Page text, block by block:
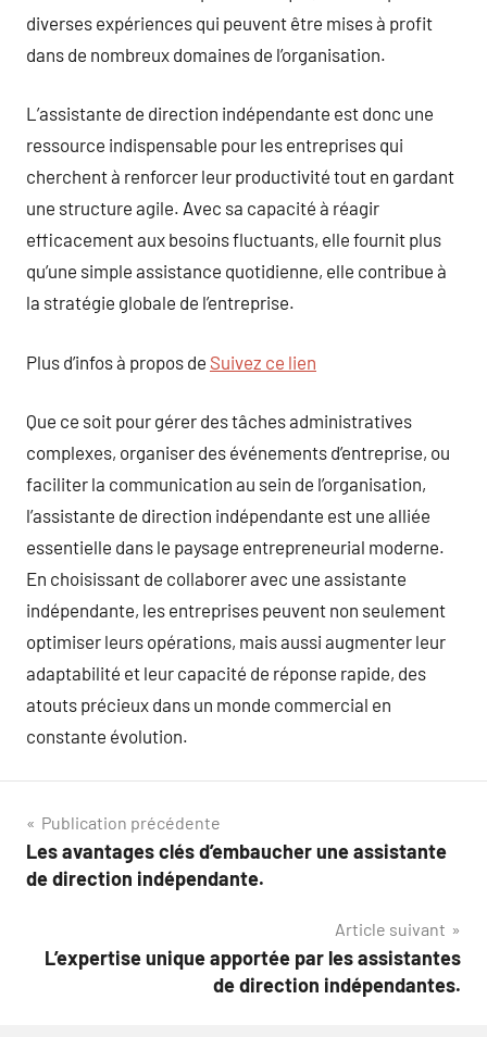
diverses expériences qui peuvent être mises à profit
dans de nombreux domaines de l’organisation.
L’assistante de direction indépendante est donc une
ressource indispensable pour les entreprises qui
cherchent à renforcer leur productivité tout en gardant
une structure agile. Avec sa capacité à réagir
efficacement aux besoins fluctuants, elle fournit plus
qu’une simple assistance quotidienne, elle contribue à
la stratégie globale de l’entreprise.
Plus d’infos à propos de Suivez ce lien
Que ce soit pour gérer des tâches administratives
complexes, organiser des événements d’entreprise, ou
faciliter la communication au sein de l’organisation,
l’assistante de direction indépendante est une alliée
essentielle dans le paysage entrepreneurial moderne.
En choisissant de collaborer avec une assistante
indépendante, les entreprises peuvent non seulement
optimiser leurs opérations, mais aussi augmenter leur
adaptabilité et leur capacité de réponse rapide, des
atouts précieux dans un monde commercial en
constante évolution.
Navigation
de
Publication précédente
Les avantages clés d’embaucher une assistante
de direction indépendante.
Article suivant
L’expertise unique apportée par les assistantes
de direction indépendantes.